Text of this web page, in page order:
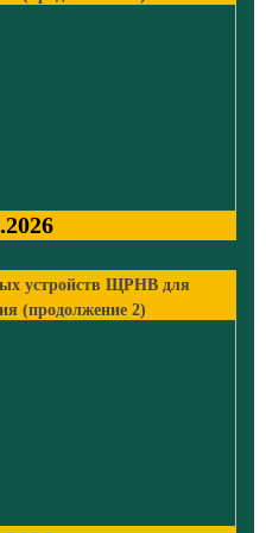
устройств ЩРНВ для
(продолжение 2)